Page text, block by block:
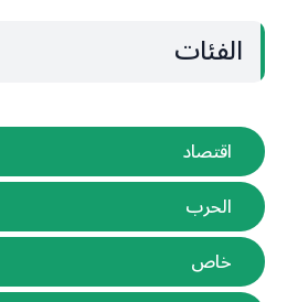
الفئات
اقتصاد
الحرب
خاص